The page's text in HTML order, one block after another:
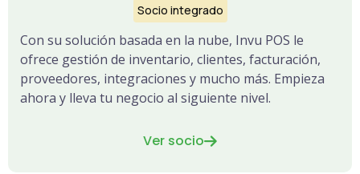
Socio integrado
Con su solución basada en la nube, Invu POS le
ofrece gestión de inventario, clientes, facturación,
proveedores, integraciones y mucho más. Empieza
ahora y lleva tu negocio al siguiente nivel.
Ver socio